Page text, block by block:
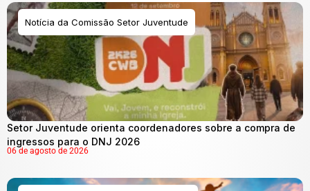
Notícia da Comissão Setor Juventude
Setor Juventude orienta coordenadores sobre a compra de
ingressos para o DNJ 2026
06 de agosto de 2026